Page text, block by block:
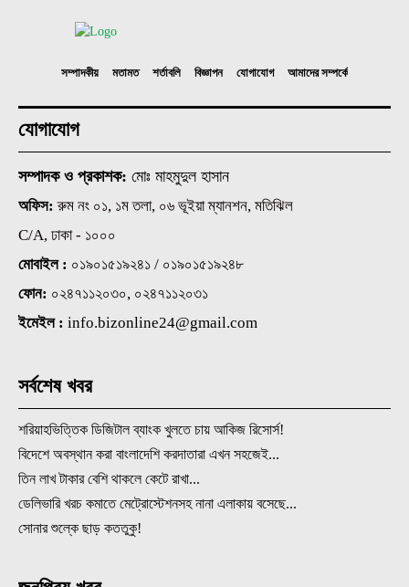
সম্পাদকীয় মতামত শর্তাবলি বিজ্ঞাপন যোগাযোগ আমাদের সম্পর্কে
যোগাযোগ
সম্পাদক ও প্রকাশক: মোঃ মাহমুদুল হাসান
অফিস:রুম নং ০১, ১ম তলা, ০৬ ভূইয়া ম্যানশন, মতিঝিল
C/A, ঢাকা - ১০০০
মোবাইল : ০১৯০১৫১৯২৪১ / ০১৯০১৫১৯২৪৮
ফোন: ০২৪৭১১২০৩০, ০২৪৭১১২০৩১
ইমেইল : info.bizonline24@gmail.com
সর্বশেষ খবর
শরিয়াহভিত্তিক ডিজিটাল ব্যাংক খুলতে চায় আকিজ রিসোর্স!
বিদেশে অবস্থান করা বাংলাদেশি করদাতারা এখন সহজেই...
তিন লাখ টাকার বেশি থাকলে কেটে রাখা...
ডেলিভারি খরচ কমাতে মেট্রোস্টেশনসহ নানা এলাকায় বসেছে...
সোনার শুল্কে ছাড় কততুকু!